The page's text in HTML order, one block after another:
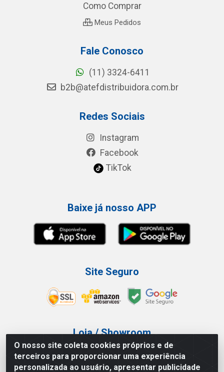
O nosso site coleta cookies próprios e de
terceiros para proporcionar uma experiência
personalizada ao usuário, apresentar publicidade
Como Comprar
Meus Pedidos
Fale Conosco
(11) 3324-6411
b2b@atefdistribuidora.com.br
Redes Sociais
Instagram
Facebook
TikTok
Baixe já nosso APP
Site Seguro
Loja / Showroom
Tel.: (11) 3227-0546
Av Vautier, 587/597 - Pari - São Paulo/SP